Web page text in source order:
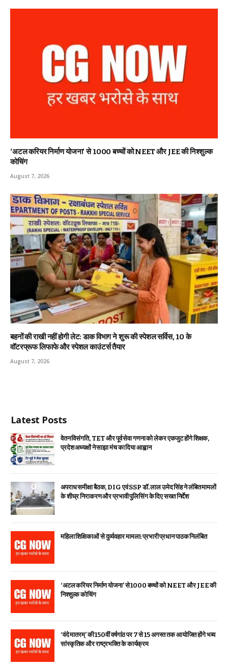
‘अटल करियर निर्माण योजना’ से 1000 बच्चों को NEET और JEE की निश्शुल्क
कोचिंग
August 7, 2026
बहनों की राखी नहीं होगी लेट: डाक विभाग ने शुरू की स्पेशल सर्विस, ₹10 के
वॉटरप्रूफ लिफाफे और स्पेशल काउंटर्स तैयार
August 7, 2026
Latest Posts
वेतन विसंगति, TET और पूर्व सेवा गणना को लेकर एकजुट होंगे शिक्षक,
प्रदेश अध्यक्षों ने साझा मंच का दिया आह्वान
अपराध समीक्षा बैठक, DIG एवं SSP डॉ. लाल उमेद सिंह ने लंबित मामलों
के शीघ्र निराकरण और प्रभावी पुलिसिंग के दिए सख्त निर्देश
महिला शिक्षिकाओं से दुर्व्यवहार मामला: प्रभारी प्रधान पाठक निलंबित
‘अटल करियर निर्माण योजना’ से 1000 बच्चों को NEET और JEE की
निश्शुल्क कोचिंग
‘वंदे मातरम्’ की 150वीं वर्षगांठ पर 7 से 15 अगस्त तक आयोजित होंगे भव्य
सांस्कृतिक और राष्ट्रभक्ति के कार्यक्रम